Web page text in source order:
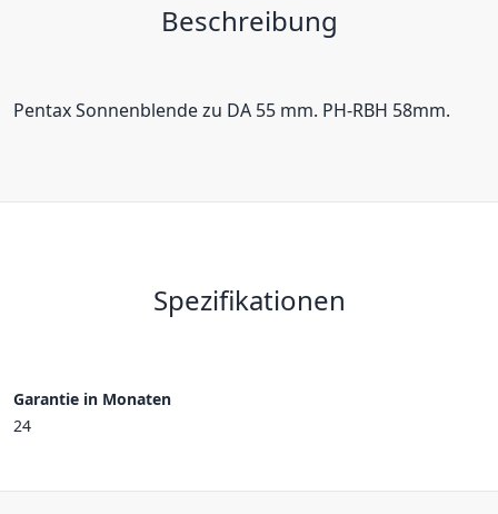
Beschreibung
Pentax Sonnenblende zu DA 55 mm. PH-RBH 58mm.
Spezifikationen
Garantie in Monaten
24